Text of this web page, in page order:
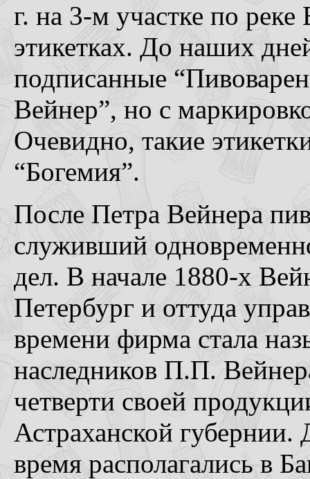
г. на 3-м участке по
этикетках. До наших
подписанные
Вейнер”, но с
Очевидно, такие
“Богемия”.
После Петра Вейнера
служивший
дел. В начале 1880-х
Петербург и оттуда
времени фирма стала
наследников П.П.
четверти своей
Астраханской губернии.
время располагались в